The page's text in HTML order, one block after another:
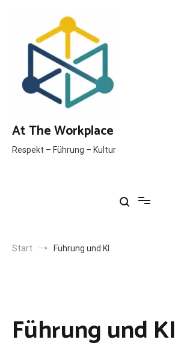
At The Workplace
Respekt – Führung – Kultur
Start Führung und KI
Führung und KI